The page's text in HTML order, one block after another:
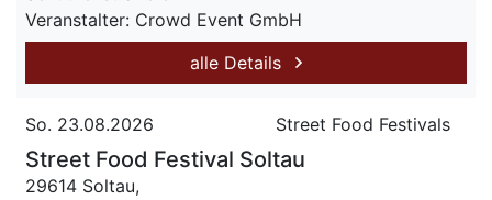
Veranstalter: Crowd Event GmbH
alle Details
So. 23.08.2026 Street Food Festivals
Street Food Festival Soltau
29614 Soltau,